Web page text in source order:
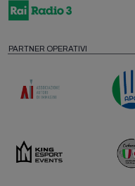
PARTNER OPERATIVI